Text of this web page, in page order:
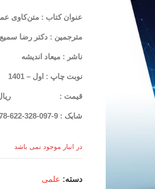
عنوان کتاب : متن‌کاوی
مترجمین : دکتر رضا
ناشر : میعاد اندیشه
نوبت چاپ : اول – 1401
قیمت :
شابک : 9-097-328-622-978
در انبار موجود نمی باشد
دسته: علمی